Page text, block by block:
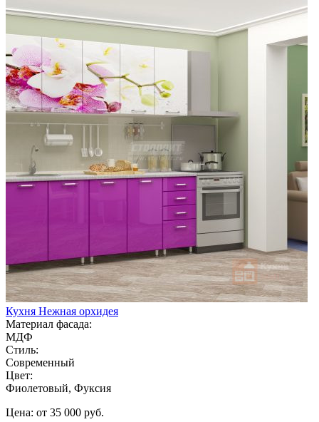
Кухня Нежная орхидея
Материал фасада:
МДФ
Стиль:
Современный
Цвет:
Фиолетовый, Фуксия
Цена: от 35 000 руб.